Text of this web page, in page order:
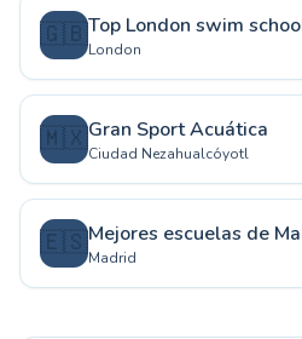
🇬🇧Top London swim
London
🇲🇽Gran Sport Acuática
Ciudad Nezahualcóyotl
🇪🇸Mejores escuelas de
Madrid